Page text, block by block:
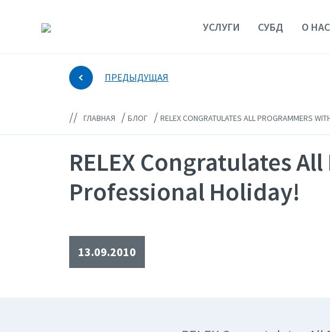
УСЛУГИ СУБД О НАС
ПРЕДЫДУЩАЯ
// ГЛАВНАЯ / БЛОГ / RELEX CONGRATULATES ALL PROGRAMMERS
RELEX Congratulates
Professional Holiday!
13.09.2010